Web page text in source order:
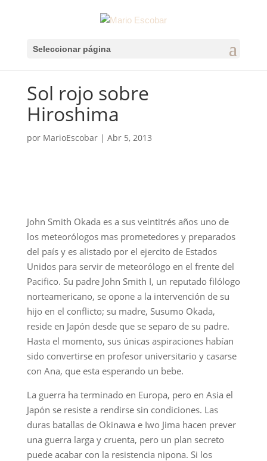
Seleccionar página
Sol rojo sobre
Hiroshima
por MarioEscobar| Abr 5, 2013
John Smith Okada es a sus veintitrés años uno de
los meteorólogos mas prometedores y preparados
del país y es alistado por el ejercito de Estados
Unidos para servir de meteorólogo en el frente del
Pacifico. Su padre John Smith I, un reputado filólogo
norteamericano, se opone a la intervención de su
hijo en el conflicto; su madre, Susumo Okada,
reside en Japón desde que se separo de su padre.
Hasta el momento, sus únicas aspiraciones habían
sido convertirse en profesor universitario y casarse
con Ana, que esta esperando un bebe.
La guerra ha terminado en Europa, pero en Asia el
Japón se resiste a rendirse sin condiciones. Las
duras batallas de Okinawa e Iwo Jima hacen prever
una guerra larga y cruenta, pero un plan secreto
puede acabar con la resistencia nipona. Si los